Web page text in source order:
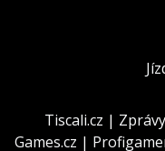
Tiscali.cz | Zprávy
Games.cz |